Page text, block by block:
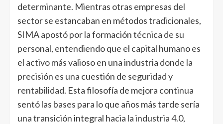
determinante. Mientras otras empresas del
sector se estancaban en métodos tradicionales,
SIMA apostó por la formación técnica de su
personal, entendiendo que el capital humano es
el activo más valioso en una industria donde la
precisión es una cuestión de seguridad y
rentabilidad. Esta filosofía de mejora continua
sentó las bases para lo que años más tarde sería
una transición integral hacia la industria 4.0,